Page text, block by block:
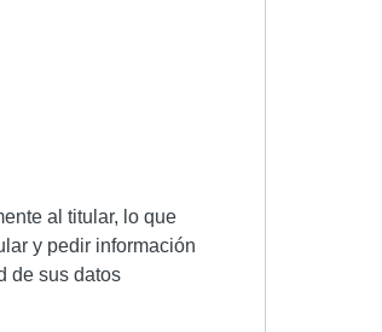
al titular, lo que
y pedir información
de sus datos